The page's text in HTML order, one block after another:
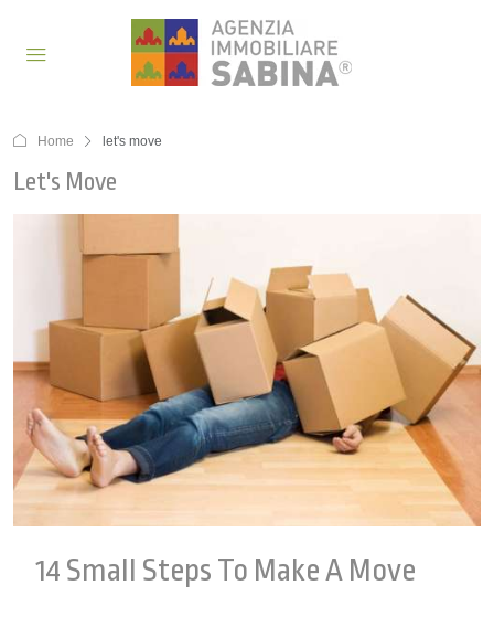
Home let's move
Let's Move
14 Small Steps To Make A Move